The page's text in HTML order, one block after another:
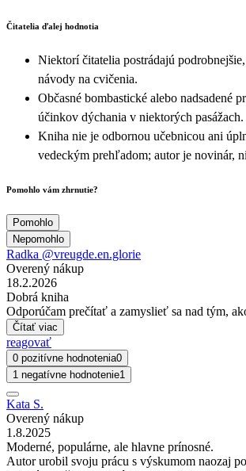
Čitatelia ďalej hodnotia
Niektorí čitatelia postrádajú
návody na cvičenia.
Občasné bombastické alebo nadsadené
účinkov dýchania v niektorých pasážach.
Kniha nie je odbornou učebnicou ani
vedeckým prehľadom; autor je novinár,
Pomohlo vám zhrnutie?
Pomohlo
Nepomohlo
Radka @vreugde.en.glorie
Overený nákup
18.2.2026
Dobrá kniha
Odporúčam prečítať a zamyslieť sa nad tým,
Čítať viac
reagovať
0 pozitívne hodnotenia0
1 negatívne hodnotenie1
Kata S.
Overený nákup
1.8.2025
Moderné, populárne, ale hlavne prínosné.
Autor urobil svoju prácu s výskumom naozaj